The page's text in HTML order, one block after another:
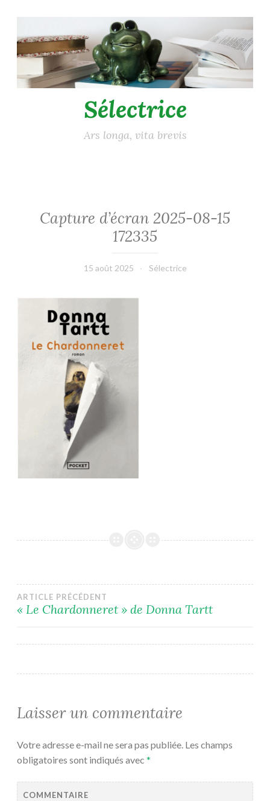
au
contenu
principal
Sélectrice
Ars longa, vita brevis
Capture d’écran 2025-08-15
172335
15 août 2025 Sélectrice
Navigation
ARTICLE PRÉCÉDENT
« Le Chardonneret » de Donna Tartt
Laisser un commentaire
Votre adresse e-mail ne sera pas publiée. Les champs
obligatoires sont indiqués avec *
COMMENTAIRE